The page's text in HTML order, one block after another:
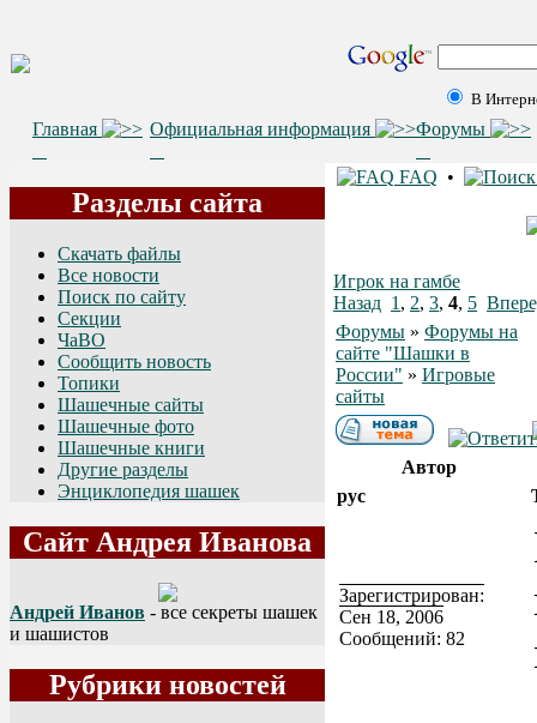
В
Главная Официальная информация Форумы
Разделы сайта
Скачать файлы
Все новости
Поиск по сайту
Секции
ЧаВО
Сообщить новость
Топики
Шашечные сайты
Шашечные фото
Шашечные книги
Другие разделы
Энциклопедия шашек
Сайт Андрея Иванова
Андрей Иванов - все секреты шашек
и шашистов
Рубрики новостей
FAQ •
Игрок на гамбе
Назад 1 , 2, 3, 4, 5
Форумы » Форумы на
сайте "Шашки в
России" » Игровые
сайты
Автор
рус
Зарегистрирован:
Сен 18, 2006
Сообщений: 82